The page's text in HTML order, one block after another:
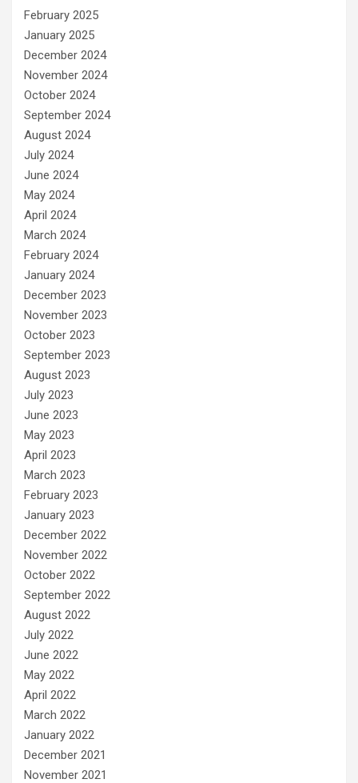
February 2025
January 2025
December 2024
November 2024
October 2024
September 2024
August 2024
July 2024
June 2024
May 2024
April 2024
March 2024
February 2024
January 2024
December 2023
November 2023
October 2023
September 2023
August 2023
July 2023
June 2023
May 2023
April 2023
March 2023
February 2023
January 2023
December 2022
November 2022
October 2022
September 2022
August 2022
July 2022
June 2022
May 2022
April 2022
March 2022
January 2022
December 2021
November 2021